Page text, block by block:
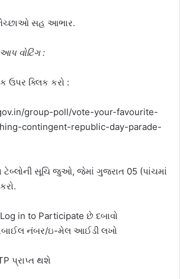
સહ આભાર.
વોટિંગ :
ઉપર ક્લિક કરો :
group-poll/vote-your-favourite-
contingent-republic-day-parade-
ટેબ્લોની સૂચિ જુઓ, જેમાં ગુજરાત 05 (પાંચમાં
in to Participate છે દબાવો
મોબાઈલ નંબર/ઇ-મેલ આઈડી લખો
પ્રાપ્ત થશે